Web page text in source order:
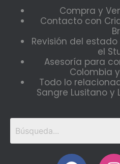
Compra y
Contacto con
Revisión del
el
Asesoría para
Colombia
Todo lo
Sangre Lusitano y